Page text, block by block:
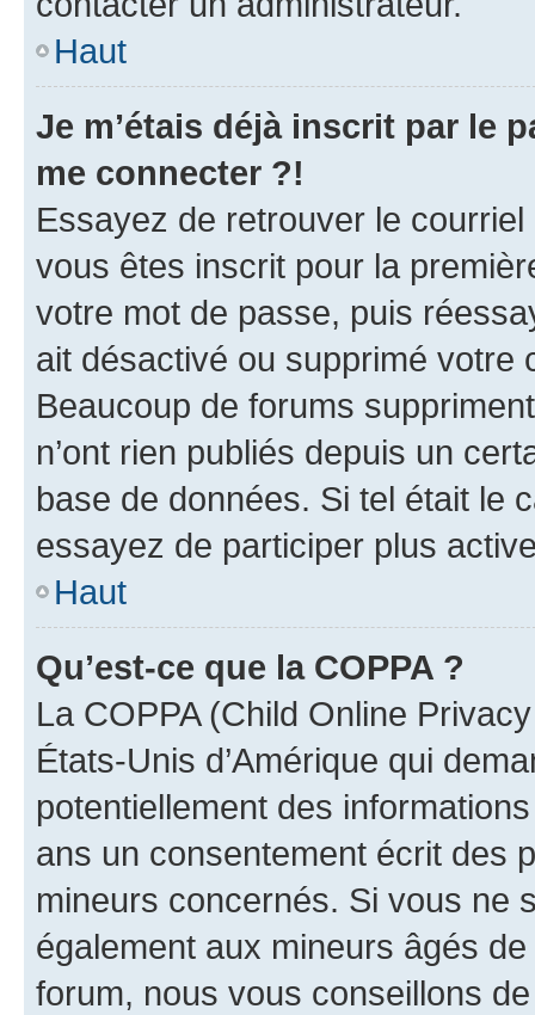
Haut
Je m’étais déjà inscrit par le
me connecter ?!
Essayez de retrouver le
vous êtes inscrit pour la
votre mot de passe, puis
ait désactivé ou supprimé votre
Beaucoup de forums
n’ont rien publiés depuis un
base de données. Si tel était le
essayez de participer plus
Haut
Qu’est-ce que la COPPA ?
La COPPA (Child Online
États-Unis d’Amérique qui
potentiellement des
ans un consentement écrit des
mineurs concernés. Si vous ne
également aux mineurs âgés
forum, nous vous conseillons